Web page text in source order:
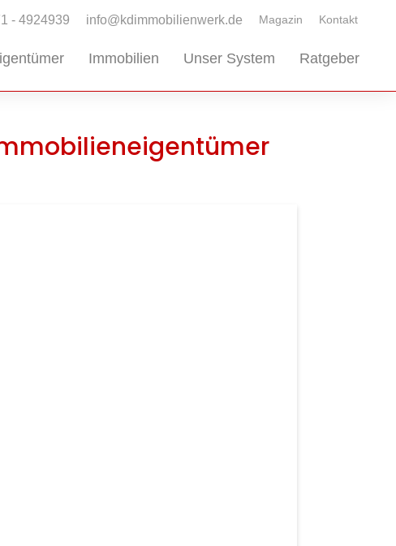
- 4924939 info@kdimmobilienwerk.de Magazin Kontakt
Immobilien Unser System Ratgeber